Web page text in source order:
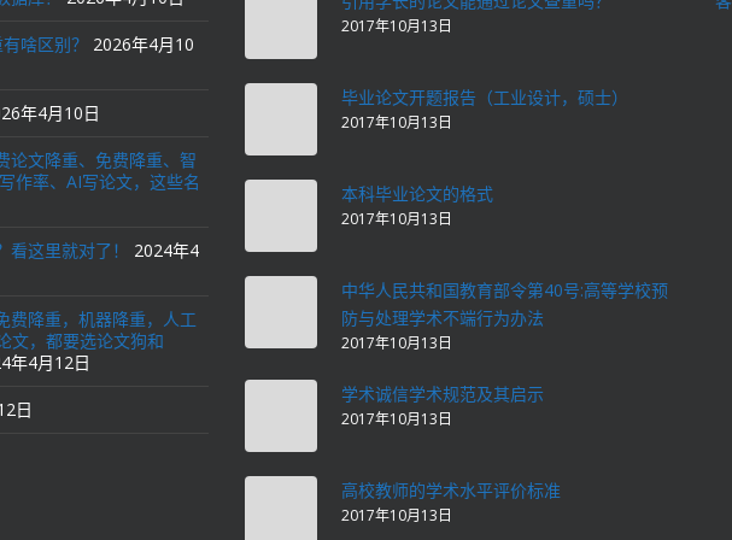
啥区别？
2026年4月10
年4月10日
论文降重、免费降重、智
作率、AI写论文，这些名
这里就对了！
2024年4
费降重，机器降重，人工
文，都要选论文狗和
年4月12日
日
2017年10月13日
毕业论文开题报告（工业设计，硕士）
2017年10月13日
本科毕业论文的格式
2017年10月13日
中华人民共和国教育部令第40号:高等学校预
防与处理学术不端行为办法
2017年10月13日
学术诚信学术规范及其启示
2017年10月13日
高校教师的学术水平评价标准
2017年10月13日